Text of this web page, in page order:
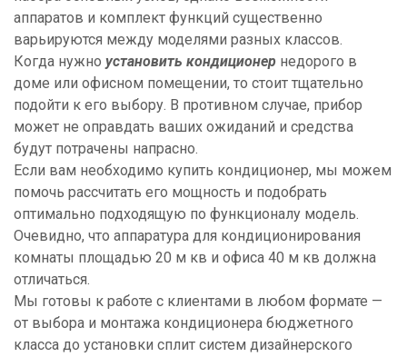
аппаратов и комплект функций существенно
варьируются между моделями разных классов.
Когда нужно установить кондиционер недорого в
доме или офисном помещении, то стоит тщательно
подойти к его выбору. В противном случае, прибор
может не оправдать ваших ожиданий и средства
будут потрачены напрасно.
Если вам необходимо купить кондиционер, мы можем
помочь рассчитать его мощность и подобрать
оптимально подходящую по функционалу модель.
Очевидно, что аппаратура для кондиционирования
комнаты площадью 20 м кв и офиса 40 м кв должна
отличаться.
Мы готовы к работе с клиентами в любом формате —
от выбора и монтажа кондиционера бюджетного
класса до установки сплит систем дизайнерского